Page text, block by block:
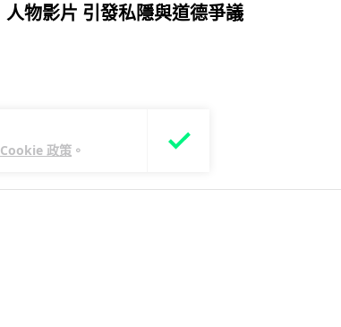
Cookie 政策 。
人物影片 引發私隱與道德爭議
6 個月前